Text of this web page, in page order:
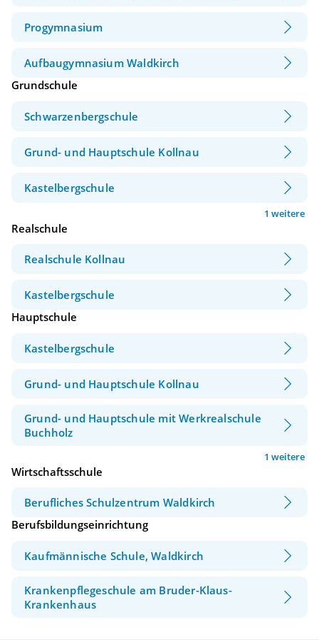
Progymnasium
Aufbaugymnasium Waldkirch
Grundschule
Schwarzenbergschule
Grund- und Hauptschule Kollnau
Kastelbergschule
1 weitere
Realschule
Realschule Kollnau
Kastelbergschule
Hauptschule
Kastelbergschule
Grund- und Hauptschule Kollnau
Grund- und Hauptschule mit Werkrealschule
Buchholz
1 weitere
Wirtschaftsschule
Berufliches Schulzentrum Waldkirch
Berufsbildungseinrichtung
Kaufmännische Schule, Waldkirch
Krankenpflegeschule am Bruder-Klaus-
Krankenhaus